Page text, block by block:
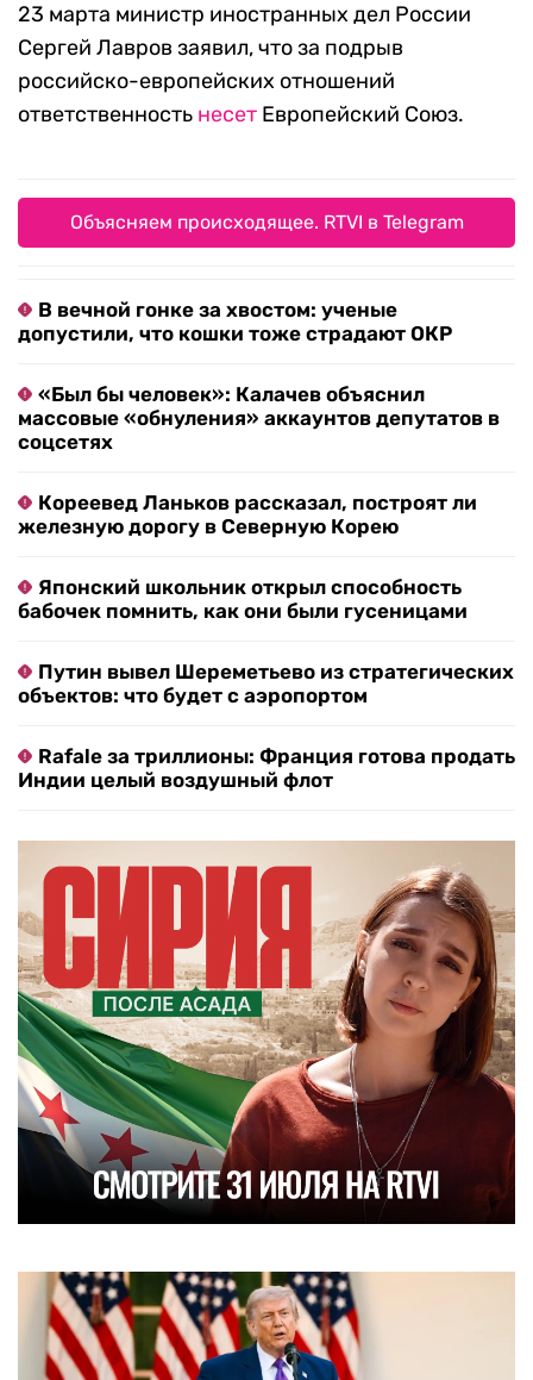
23 марта министр иностранных дел России
Сергей Лавров заявил, что за подрыв
российско-европейских отношений
ответственность несет Европейский Союз.
Объясняем происходящее. RTVI в Telegram
В вечной гонке за хвостом: ученые
допустили, что кошки тоже страдают ОКР
«Был бы человек»: Калачев объяснил
массовые «обнуления» аккаунтов депутатов в
соцсетях
Кореевед Ланьков рассказал, построят ли
железную дорогу в Северную Корею
Японский школьник открыл способность
бабочек помнить, как они были гусеницами
Путин вывел Шереметьево из стратегических
объектов: что будет с аэропортом
Rafale за триллионы: Франция готова продать
Индии целый воздушный флот